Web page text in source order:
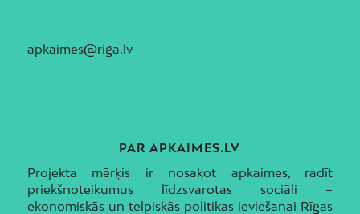
apkaimes@riga.lv
PAR APKAIMES.LV
Projekta mērķis ir nosakot apkaimes, radīt
priekšnoteikumus līdzsvarotas sociāli –
ekonomiskās un telpiskās politikas ieviešanai Rīgas